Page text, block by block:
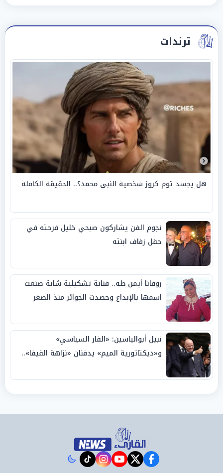
ترندات
هل يجسد توم كروز شخصية النبي محمد؟.. الحقيقة الكاملة
نجوم الفن يشاركون صبحي خليل فرحته في
حفل زفاف ابنته
روفانا أيمن طه.. فنانة تشكيلية شابة صنعت
اسمها بالإبداع وحصدت الجوائز منذ الصغر
نبيل أبوالياسين: «الفار السياسي»
و«ديكتاتورية الميم» يدفنان «نزاهة الفيفا»..
facebook
twitter
youtube
instagram
tiktok